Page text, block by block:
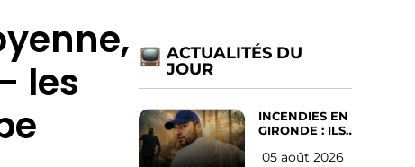
les
ACTUALITÉS DU
JOUR
INCENDIES EN
GIRONDE : ILS
D’ABANDONNER
05 août 2026